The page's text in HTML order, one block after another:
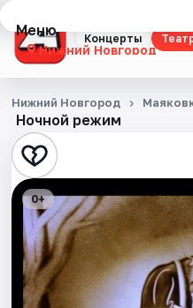
Концерты
Меню
Нижний Новгород
Концерты
Театр
Стендап
Выставки
Квесты
Экскурсии
Ночной режим
Нижний Новгород
0+